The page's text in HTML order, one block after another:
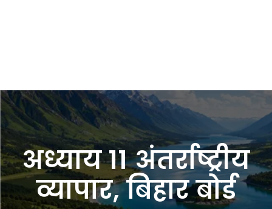
अध्याय 11 अंतर्राष्ट्रीय
व्यापार, बिहार बोर्ड